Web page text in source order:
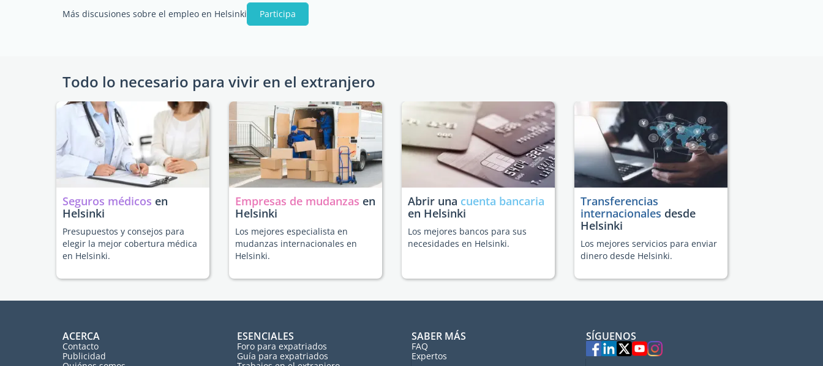
Más discusiones sobre el empleo en Helsinki Participa
Todo lo necesario para vivir en el extranjero
Seguros médicos en
Helsinki
Presupuestos y consejos para
elegir la mejor cobertura médica
en Helsinki.
Empresas de mudanzas en
Helsinki
Los mejores especialista en
mudanzas internacionales en
Helsinki.
Abrir una cuenta bancaria
en Helsinki
Los mejores bancos para sus
necesidades en Helsinki.
Transferencias
internacionales desde
Helsinki
Los mejores servicios para enviar
dinero desde Helsinki.
ACERCA
Contacto
Publicidad
ESENCIALES
Foro para expatriados
Guía para expatriados
SABER MÁS
FAQ
Expertos
SÍGUENOS